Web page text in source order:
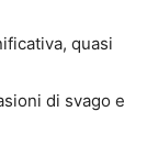
quasi
di svago e